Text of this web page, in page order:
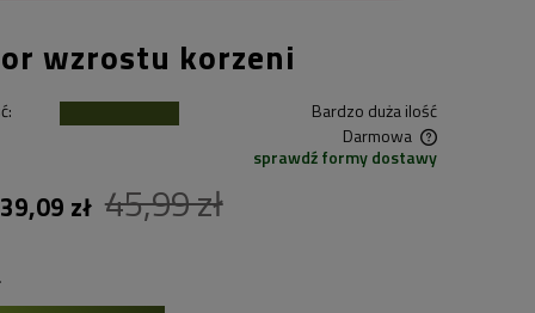
wzrostu korzeni
Bardzo duża ilość
Darmowa
Cena nie zawiera ewentualnych kosztów
płatności
sprawdź formy dostawy
39,09 zł 45,99 zł